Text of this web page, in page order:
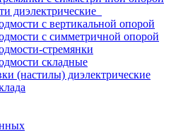
диэлектрические
с вертикальной опорой
с симметричной опорой
стремянки
складные
(настилы) диэлектрические